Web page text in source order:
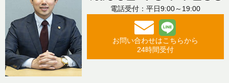
電話受付：平日9:00～19:00
お問い合わせはこちらから
24時間受付